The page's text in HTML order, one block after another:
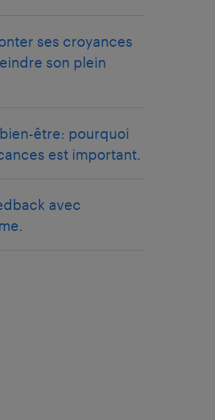
ses croyances
son plein
être: pourquoi
est important.
avec